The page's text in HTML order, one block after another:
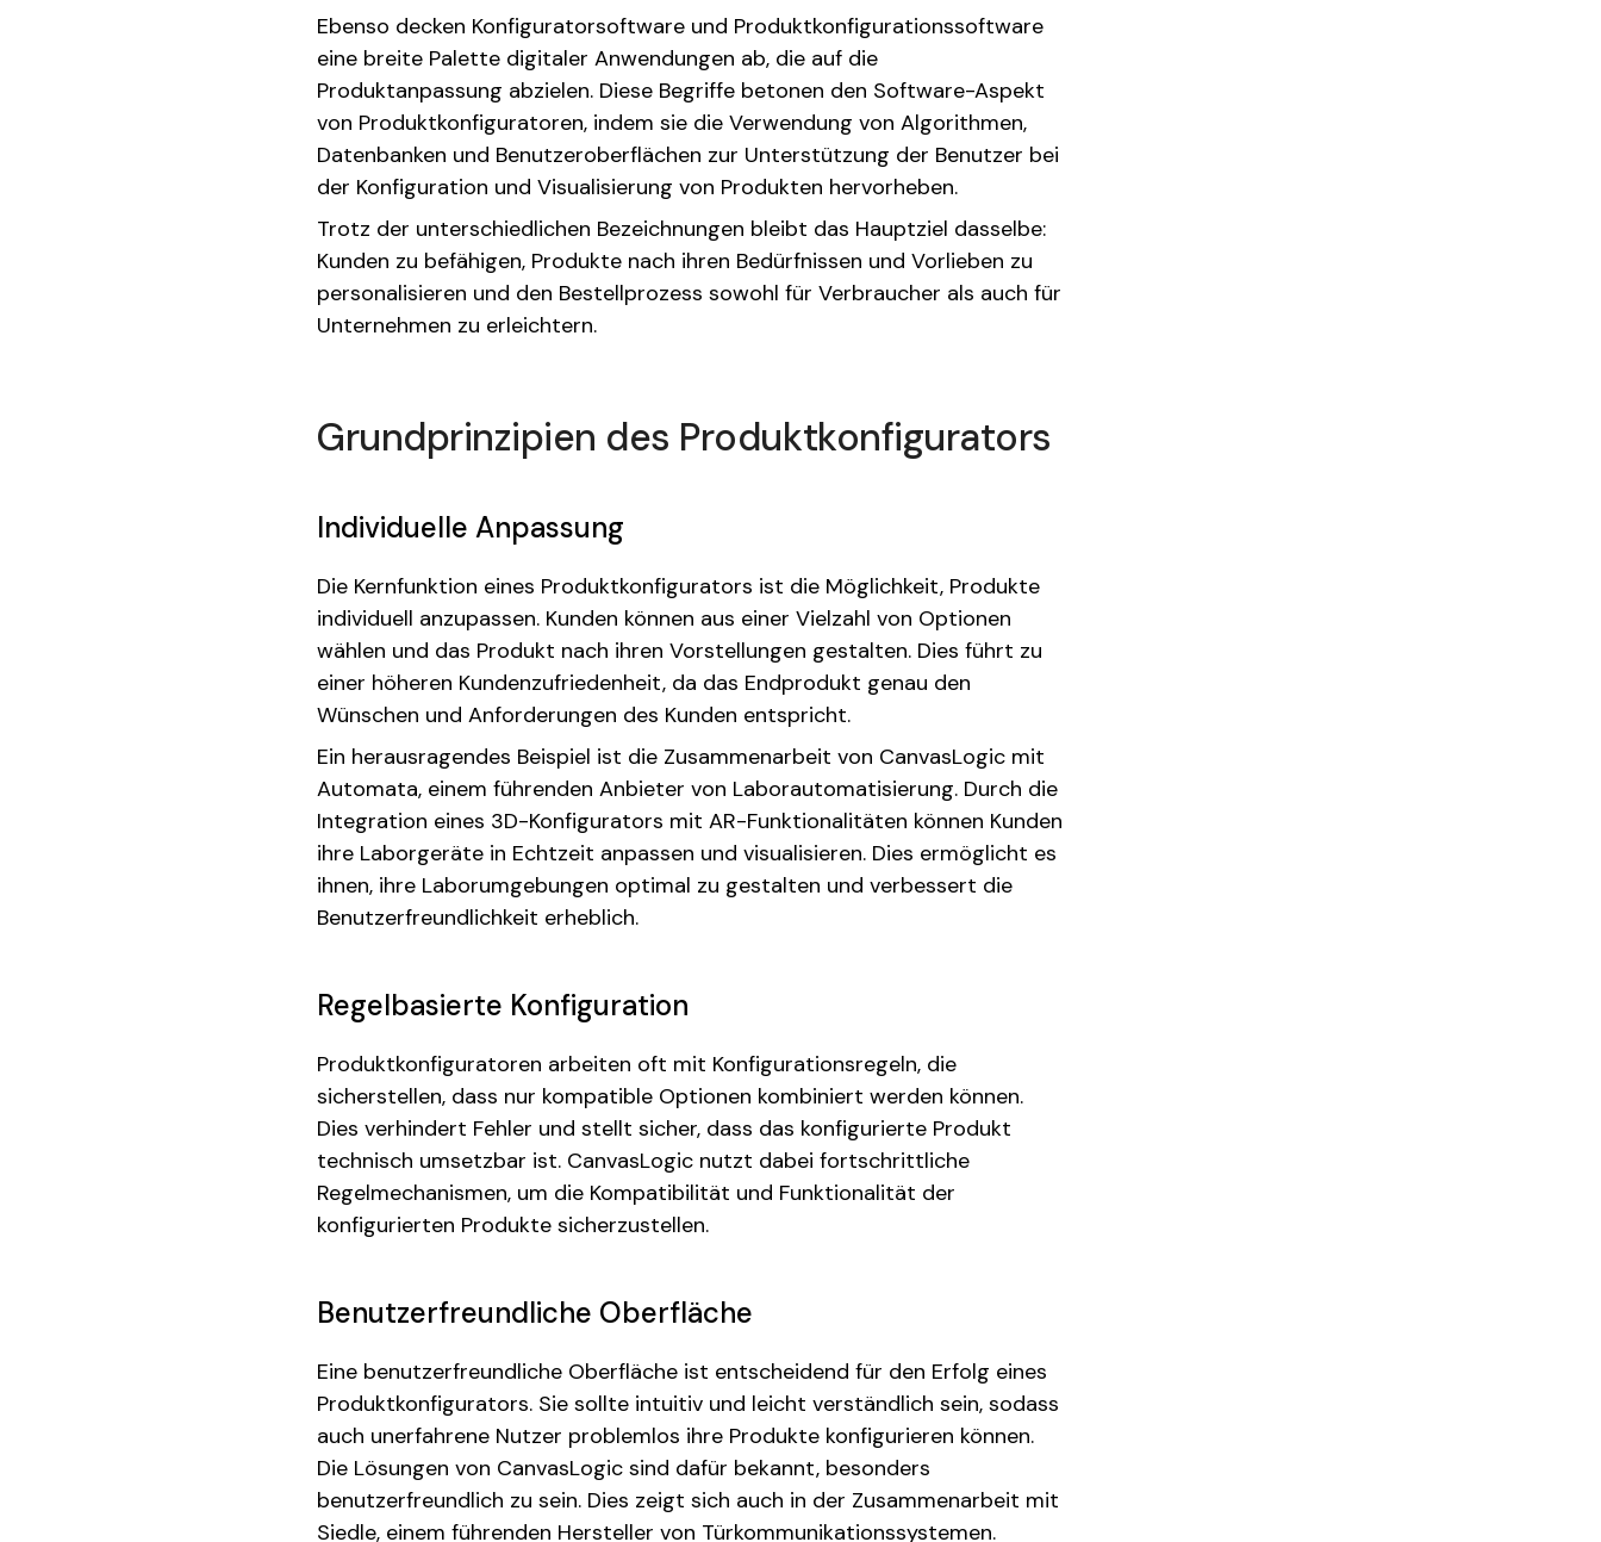
Ebenso decken Konfiguratorsoftware und Produktkonfigurationssoftware
eine breite Palette digitaler Anwendungen ab, die auf die
Produktanpassung abzielen. Diese Begriffe betonen den Software-Aspekt
von Produktkonfiguratoren, indem sie die Verwendung von Algorithmen,
Datenbanken und Benutzeroberflächen zur Unterstützung der Benutzer bei
der Konfiguration und Visualisierung von Produkten hervorheben.
Trotz der unterschiedlichen Bezeichnungen bleibt das Hauptziel dasselbe:
Kunden zu befähigen, Produkte nach ihren Bedürfnissen und Vorlieben zu
personalisieren und den Bestellprozess sowohl für Verbraucher als auch für
Unternehmen zu erleichtern.
Grundprinzipien des Produktkonfigurators
Individuelle Anpassung
Die Kernfunktion eines Produktkonfigurators ist die Möglichkeit, Produkte
individuell anzupassen. Kunden können aus einer Vielzahl von Optionen
wählen und das Produkt nach ihren Vorstellungen gestalten. Dies führt zu
einer höheren Kundenzufriedenheit, da das Endprodukt genau den
Wünschen und Anforderungen des Kunden entspricht.
Ein herausragendes Beispiel ist die Zusammenarbeit von CanvasLogic mit
Automata, einem führenden Anbieter von Laborautomatisierung. Durch die
Integration eines 3D-Konfigurators mit AR-Funktionalitäten können Kunden
ihre Laborgeräte in Echtzeit anpassen und visualisieren. Dies ermöglicht es
ihnen, ihre Laborumgebungen optimal zu gestalten und verbessert die
Benutzerfreundlichkeit erheblich.
Regelbasierte Konfiguration
Produktkonfiguratoren arbeiten oft mit Konfigurationsregeln, die
sicherstellen, dass nur kompatible Optionen kombiniert werden können.
Dies verhindert Fehler und stellt sicher, dass das konfigurierte Produkt
technisch umsetzbar ist. CanvasLogic nutzt dabei fortschrittliche
Regelmechanismen, um die Kompatibilität und Funktionalität der
konfigurierten Produkte sicherzustellen.
Benutzerfreundliche Oberfläche
Eine benutzerfreundliche Oberfläche ist entscheidend für den Erfolg eines
Produktkonfigurators. Sie sollte intuitiv und leicht verständlich sein, sodass
auch unerfahrene Nutzer problemlos ihre Produkte konfigurieren können.
Die Lösungen von CanvasLogic sind dafür bekannt, besonders
benutzerfreundlich zu sein. Dies zeigt sich auch in der Zusammenarbeit mit
Siedle, einem führenden Hersteller von Türkommunikationssystemen.